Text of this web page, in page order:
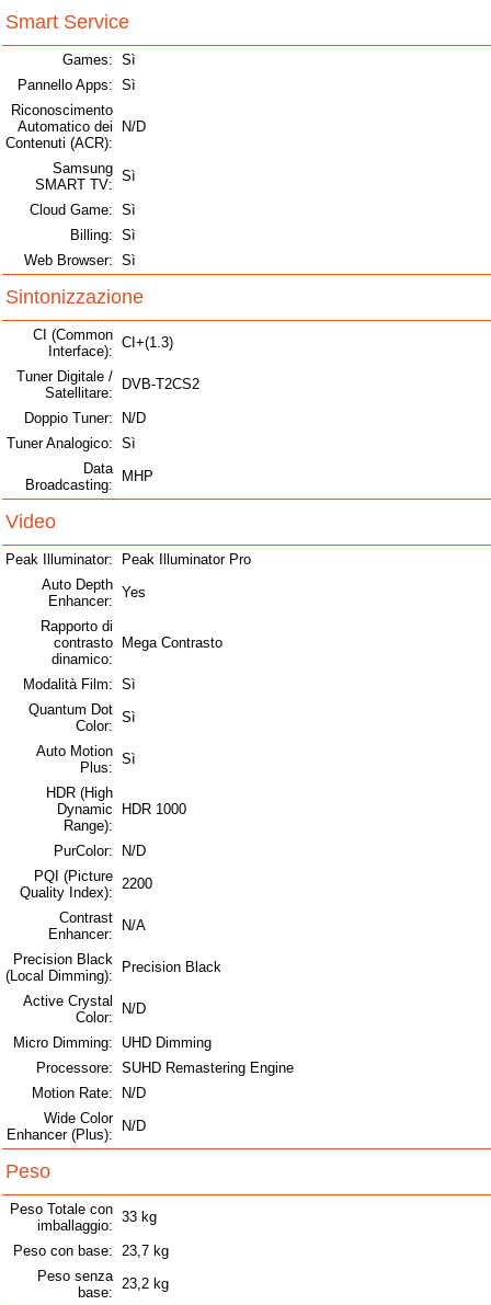
Smart Service
Games: Sì
Pannello Apps: Sì
Riconoscimento
Automatico dei
Contenuti (ACR):
N/D
Samsung
SMART TV:
Sì
Cloud Game: Sì
Billing: Sì
Web Browser: Sì
Sintonizzazione
CI (Common
Interface):
CI+(1.3)
Tuner Digitale /
Satellitare:
DVB-T2CS2
Doppio Tuner:
N/D
Tuner Analogico: Sì
Data
Broadcasting:
MHP
Video
Peak Illuminator:
Peak Illuminator Pro
Auto Depth
Enhancer:
Yes
Rapporto di
contrasto
dinamico:
Mega Contrasto
Modalità Film: Sì
Quantum Dot
Color:
Sì
Auto Motion
Plus:
Sì
HDR (High
Dynamic
Range):
HDR 1000
PurColor:
N/D
PQI (Picture
Quality Index):
2200
Contrast
Enhancer:
N/A
Precision Black
(Local Dimming):
Precision Black
Active Crystal
Color:
N/D
Micro Dimming:
UHD Dimming
Processore: SUHD Remastering Engine
Motion Rate:
N/D
Wide Color
Enhancer (Plus):
N/D
Peso
Peso Totale con
imballaggio:
33 kg
Peso con base: 23,7 kg
Peso senza
base:
23,2 kg